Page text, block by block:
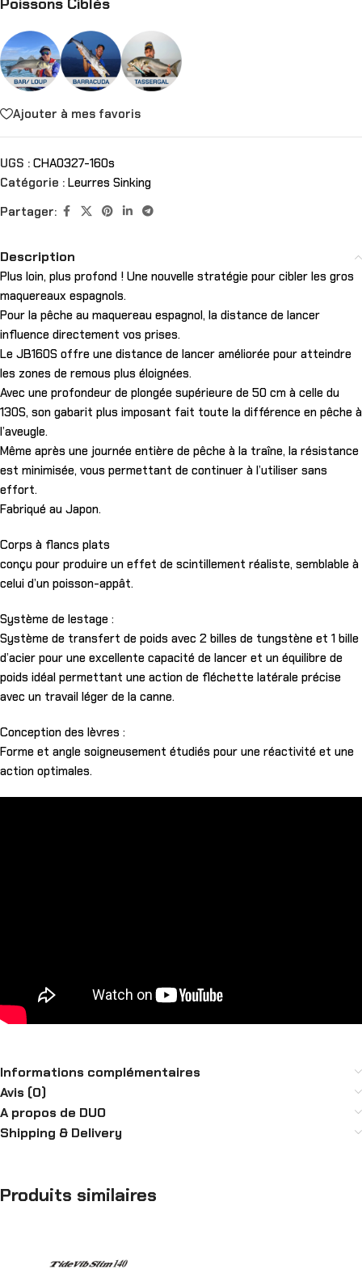
Poissons Ciblés
Ajouter à mes favoris
UGS : CHA0327-160s
Catégorie : Leurres Sinking
Partager:
Description
Plus loin, plus profond ! Une nouvelle stratégie pour cibler les gros
maquereaux espagnols.
Pour la pêche au maquereau espagnol, la distance de lancer
influence directement vos prises.
Le JB160S offre une distance de lancer améliorée pour atteindre
les zones de remous plus éloignées.
Avec une profondeur de plongée supérieure de 50 cm à celle du
130S, son gabarit plus imposant fait toute la différence en pêche à
l’aveugle.
Même après une journée entière de pêche à la traîne, la résistance
est minimisée, vous permettant de continuer à l’utiliser sans
effort.
Fabriqué au Japon.
Corps à flancs plats
conçu pour produire un effet de scintillement réaliste, semblable à
celui d’un poisson-appât.
Système de lestage :
Système de transfert de poids avec 2 billes de tungstène et 1 bille
d’acier pour une excellente capacité de lancer et un équilibre de
poids idéal permettant une action de fléchette latérale précise
avec un travail léger de la canne.
Conception des lèvres :
Forme et angle soigneusement étudiés pour une réactivité et une
action optimales.
Informations complémentaires
Avis (0)
A propos de DUO
Shipping & Delivery
Produits similaires